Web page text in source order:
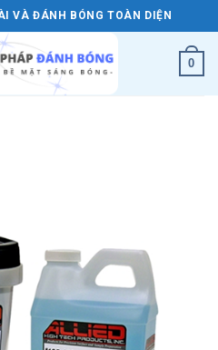
VÀ ĐÁNH BÓNG TOÀN DIỆN
0